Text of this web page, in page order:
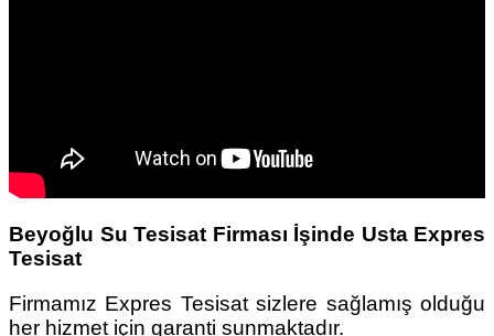
Beyoğlu Su Tesisat Firması İşinde Usta Expres
Tesisat
Firmamız Expres Tesisat sizlere sağlamış olduğu
her hizmet için garanti sunmaktadır.